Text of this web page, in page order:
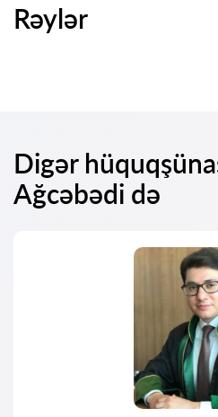
Rəylər
Digər
Ağcəbədi də